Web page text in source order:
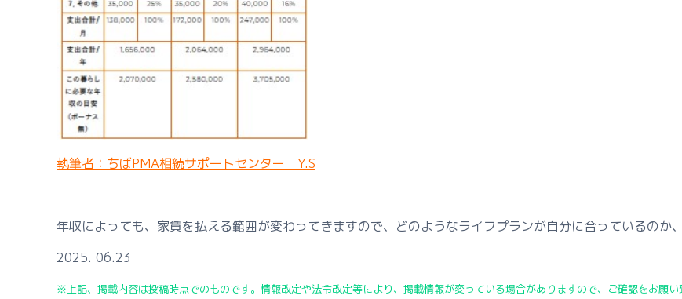
執筆者：ちばPMA相続サポートセンター Y.S
年収によっても、家賃を払える範囲が変わってきますので、どのようなライフプランが自分に合っているのか
2025. 06.23
※上記、掲載内容は投稿時点でのものです。情報改定や法令改定等により、掲載情報が変っている場合がありますので、ご確認をお願い